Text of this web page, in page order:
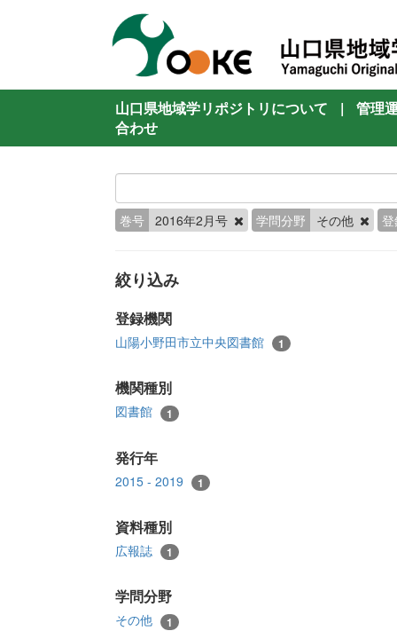
山口県地域学リポジトリについて |
管理
合わせ
巻号 2016年2月号 学問分野 その他
絞り込み
登録機関
山陽小野田市立中央図書館 1
機関種別
図書館 1
発行年
2015 - 2019 1
資料種別
広報誌 1
学問分野
その他 1